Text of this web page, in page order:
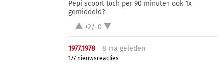
Pepi scoort toch per 90 minuten ook 1x
gemiddeld?
+2/-0
1977.1978 8 ma geleden
177 nieuwsreacties